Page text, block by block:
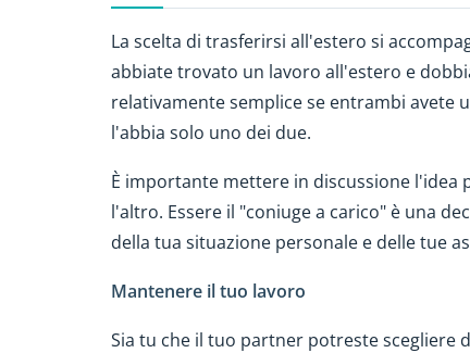
La scelta di trasferirsi all'estero si
abbiate trovato un lavoro all'estero e
relativamente semplice se entrambi avete
l'abbia solo uno dei due.
È importante mettere in discussione l'idea
l'altro. Essere il "coniuge a carico" è una
della tua situazione personale e delle tue
Mantenere il tuo lavoro
Sia tu che il tuo partner potreste scegliere